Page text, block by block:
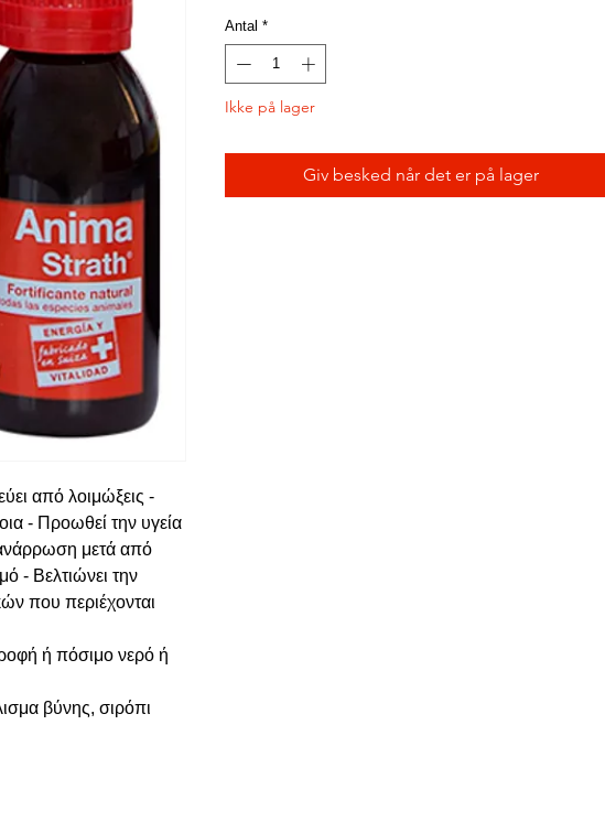
από λοιμώξεις -
- Προωθεί την υγεία
μετά από
- Βελτιώνει την
που περιέχονται
ή πόσιμο νερό ή
βύνης, σιρόπι
Antal *
Ikke på lager
Giv besked når det er på lager